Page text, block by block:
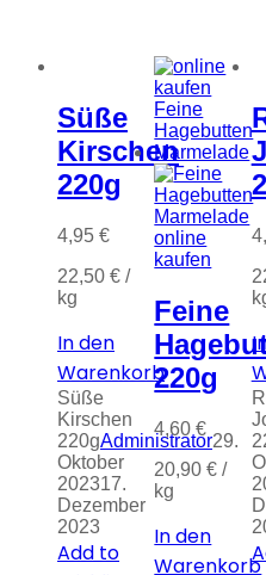
Süße
Kirschen
220g
4,95 €
22,50 € /
kg
In den
Warenkorb
Süße
Kirschen
220gAdministrator29.
Oktober
202317.
Dezember
2023
Add to
Feine
220g
4,60€
20,90€ /
kg
In den
Warenkorb